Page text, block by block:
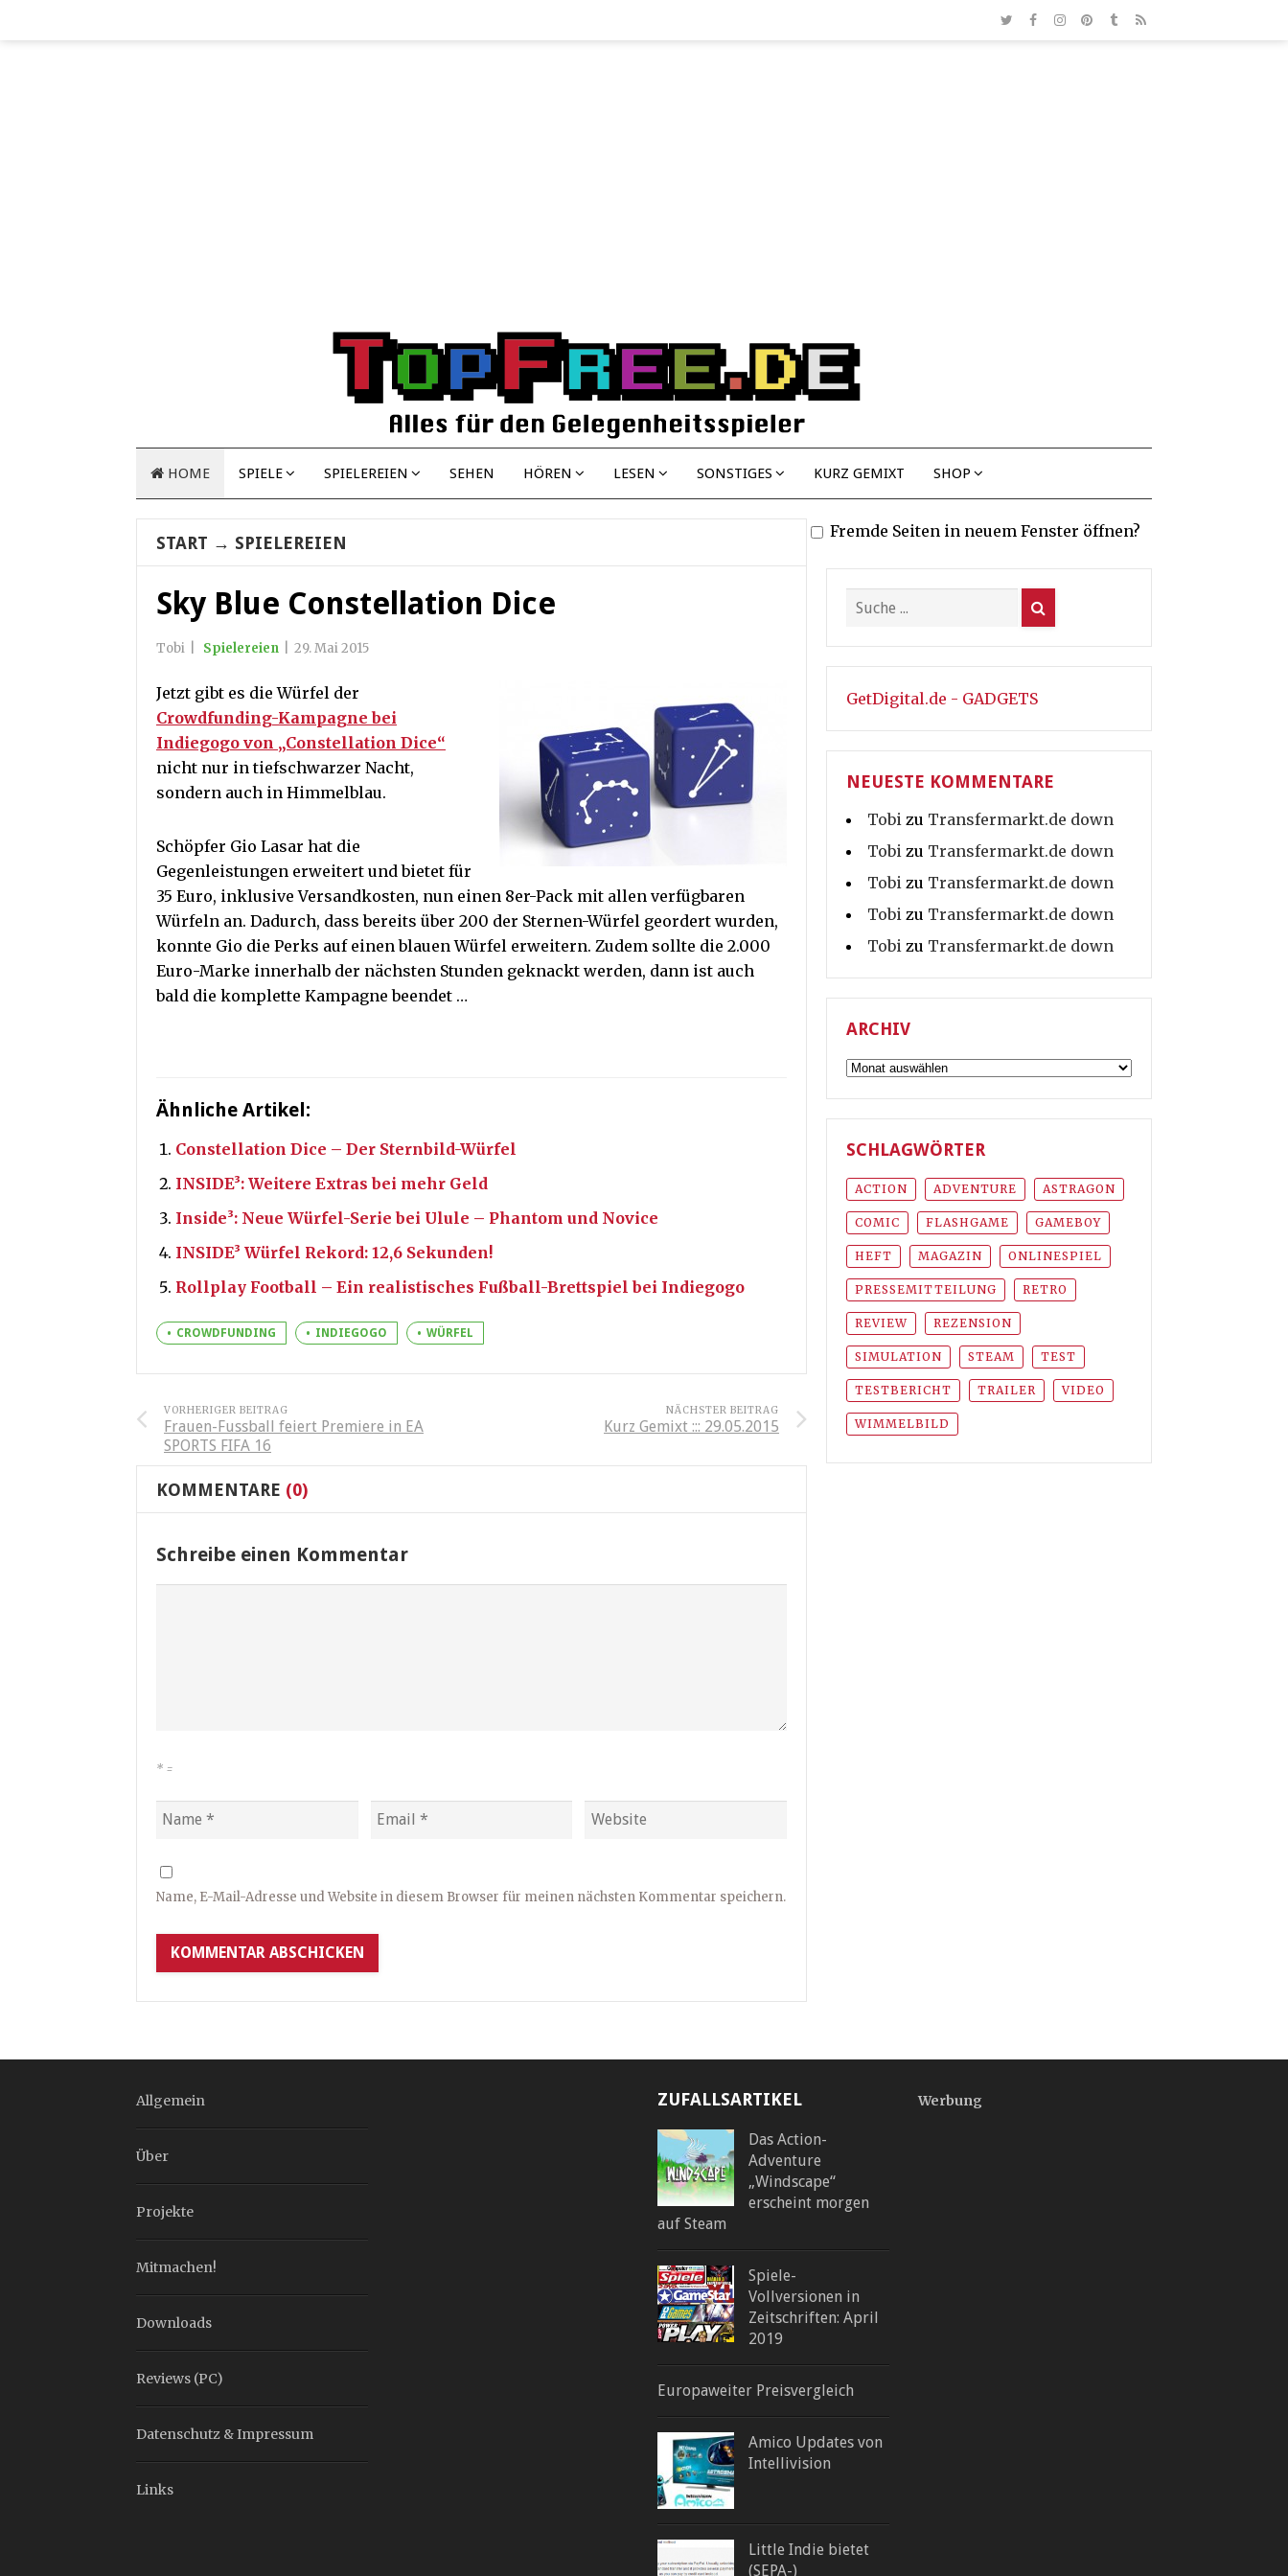
HOME SPIELE SPIELEREIEN SEHEN HÖREN LESEN SONSTIGES KURZ GEMIXT SHOP
START → SPIELEREIEN
Sky Blue Constellation Dice
Tobi Spielereien 29. Mai 2015
Jetzt gibt es die Würfel der
Crowdfunding-Kampagne bei
Indiegogo von „Constellation Dice“
nicht nur in tiefschwarzer Nacht,
sondern auch in Himmelblau.
Schöpfer Gio Lasar hat die
Gegenleistungen erweitert und bietet für
35 Euro, inklusive Versandkosten, nun einen 8er-Pack mit allen verfügbaren
Würfeln an. Dadurch, dass bereits über 200 der Sternen-Würfel geordert wurden,
konnte Gio die Perks auf einen blauen Würfel erweitern. Zudem sollte die 2.000
Euro-Marke innerhalb der nächsten Stunden geknackt werden, dann ist auch
bald die komplette Kampagne beendet …
Ähnliche Artikel:
Constellation Dice – Der Sternbild-Würfel
INSIDE³: Weitere Extras bei mehr Geld
Inside³: Neue Würfel-Serie bei Ulule – Phantom und Novice
INSIDE³ Würfel Rekord: 12,6 Sekunden!
Rollplay Football – Ein realistisches Fußball-Brettspiel bei Indiegogo
CROWDFUNDING INDIEGOGO WÜRFEL
VORHERIGER BEITRAG
Frauen-Fussball feiert Premiere in EA
SPORTS FIFA 16
NÄCHSTER BEITRAG
Kurz Gemixt ::: 29.05.2015
KOMMENTARE (0)
Schreibe einen Kommentar
* =
Name, E-Mail-Adresse und Website in diesem Browser für meinen nächsten Kommentar speichern.
Fremde Seiten in neuem Fenster öffnen?
GetDigital.de - GADGETS
NEUESTE KOMMENTARE
Tobi zu Transfermarkt.de down
Tobi zu Transfermarkt.de down
Tobi zu Transfermarkt.de down
Tobi zu Transfermarkt.de down
Tobi zu Transfermarkt.de down
ARCHIV
Archiv
SCHLAGWÖRTER
ACTION ADVENTURE ASTRAGON
COMIC FLASHGAME GAMEBOY
HEFT MAGAZIN ONLINESPIEL
PRESSEMITTEILUNG RETRO
REVIEW REZENSION
SIMULATION STEAM TEST
TESTBERICHT TRAILER VIDEO
WIMMELBILD
Allgemein
Über
Projekte
Mitmachen!
Downloads
Reviews (PC)
Datenschutz & Impressum
Links
ZUFALLSARTIKEL
Das Action-
Adventure
„Windscape“
erscheint morgen
auf Steam
Spiele-
Vollversionen in
Zeitschriften: April
2019
Europaweiter Preisvergleich
Amico Updates von
Intellivision
Little Indie bietet
(SEPA-)
Werbung